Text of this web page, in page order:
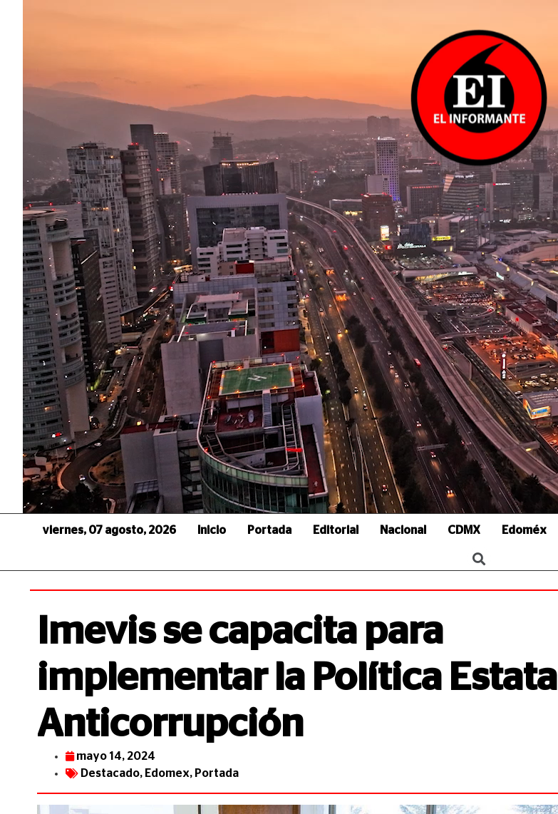
viernes, 07 agosto, 2026 Inicio Portada Editorial Nacional CDMX Edoméx
Imevis se capacita para
implementar la Política Estatal
Anticorrupción
mayo 14, 2024
Destacado, Edomex, Portada